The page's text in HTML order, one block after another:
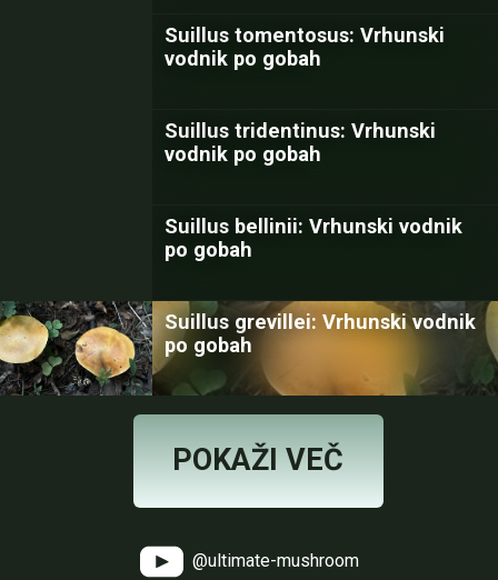
Suillus tomentosus: Vrhunski
vodnik po gobah
Suillus tridentinus: Vrhunski
vodnik po gobah
Suillus bellinii: Vrhunski vodnik
po gobah
Suillus grevillei: Vrhunski vodnik
po gobah
POKAŽI VEČ
@ultimate-mushroom